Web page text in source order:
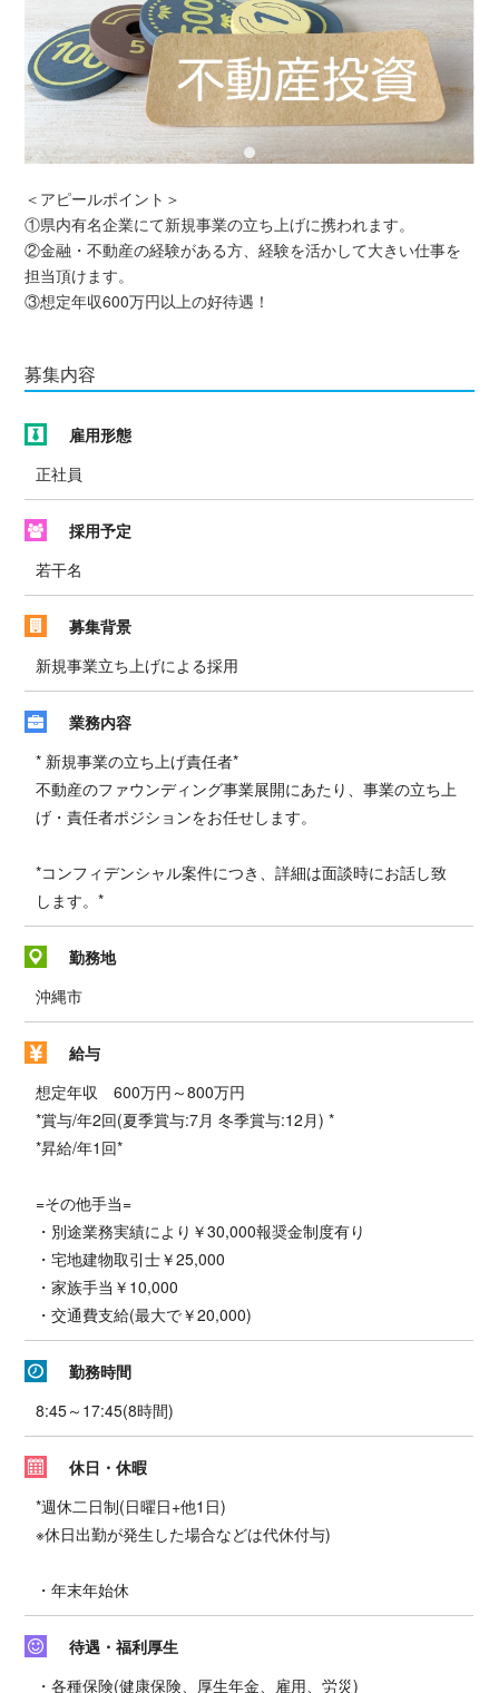
＜アピールポイント＞
①県内有名企業にて新規事業の立ち上げに携われます。
②金融・不動産の経験がある方、経験を活かして大きい仕事を
担当頂けます。
③想定年収600万円以上の好待遇！
募集内容
雇用形態
正社員
採用予定
若干名
募集背景
新規事業立ち上げによる採用
業務内容
* 新規事業の立ち上げ責任者*
不動産のファウンディング事業展開にあたり、事業の立ち上
げ・責任者ポジションをお任せします。
*コンフィデンシャル案件につき、詳細は面談時にお話し致
します。*
勤務地
沖縄市
給与
想定年収 600万円～800万円
*賞与/年2回(夏季賞与:7月 冬季賞与:12月) *
*昇給/年1回*
=その他手当=
・別途業務実績により￥30,000報奨金制度有り
・宅地建物取引士￥25,000
・家族手当￥10,000
・交通費支給(最大で￥20,000)
勤務時間
8:45～17:45(8時間)
休日・休暇
*週休二日制(日曜日+他1日)
※休日出勤が発生した場合などは代休付与)
・年末年始休
待遇・福利厚生
・各種保険(健康保険、厚生年金、雇用、労災)